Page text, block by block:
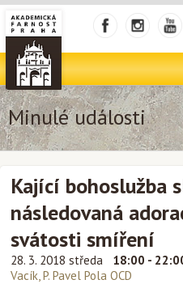
Minulé události
Kající bohoslužba
následovaná
svátosti smíření
28. 3. 2018 středa 18:00 -
Vacík, P. Pavel Pola OCD